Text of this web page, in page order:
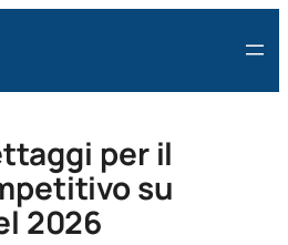
per il
su
2026